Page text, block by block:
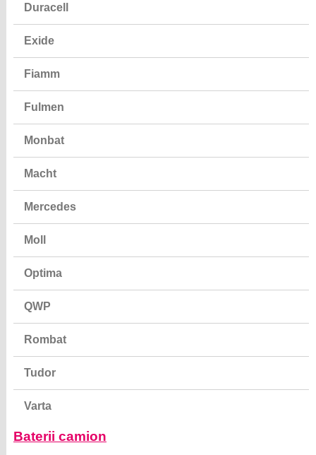
Duracell
Exide
Fiamm
Fulmen
Monbat
Macht
Mercedes
Moll
Optima
QWP
Rombat
Tudor
Varta
Baterii camion